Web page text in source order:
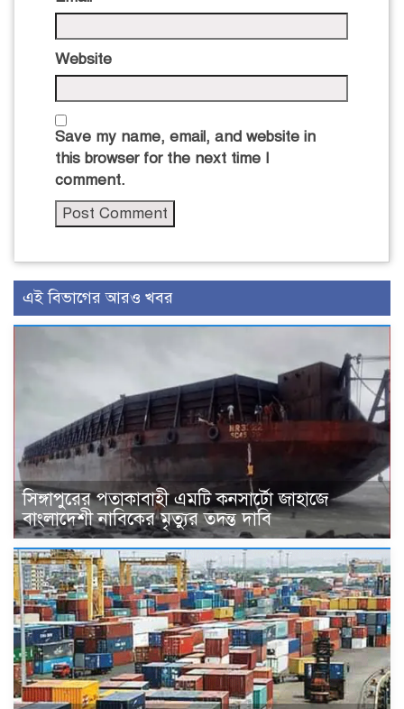
Website
Save my name, email, and website in
this browser for the next time I
comment.
এই বিভাগের আরও খবর
সিঙ্গাপুরের পতাকাবাহী এমটি কনসার্টো জাহাজে
বাংলাদেশী নাবিকের মৃত্যুর তদন্ত দাবি